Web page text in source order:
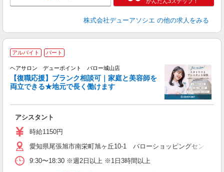
株式会社デューアソシエ の他の求人をみる
アルバイト パート
ヘアサロン デューポイント バロー城山店
【復職応援】ブランク相談可｜家庭と美容師を
両立できる★地元で長く働けます
アシスタント
時給1150円
愛知県尾張旭市南栄町旭ヶ丘10-1 バローショッピングセンター
9:30〜18:30 ※週2日以上 ※1日3時間以上